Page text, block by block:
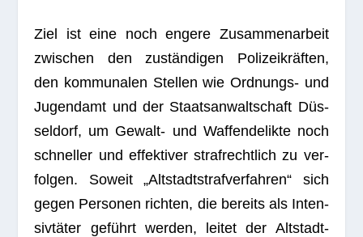
Ziel ist eine noch engere Zusam­men­ar­beit
zwi­schen den zustän­di­gen Poli­zei­kräf­ten,
den kom­mu­na­len Stel­len wie Ord­nungs- und
Jugend­amt und der Staats­an­walt­schaft Düs­
sel­dorf, um Gewalt- und Waf­fen­de­likte noch
schnel­ler und effek­ti­ver straf­recht­lich zu ver­
fol­gen. Soweit „Alt­stadt­straf­ver­fah­ren“ sich
gegen Per­so­nen rich­ten, die bereits als Inten­
siv­tä­ter geführt wer­den, lei­tet der Alt­stadt­